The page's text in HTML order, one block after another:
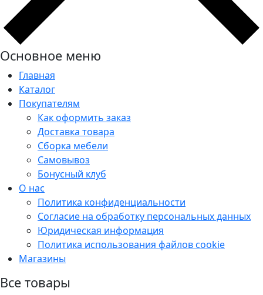
Основное меню
Главная
Каталог
Покупателям
Как оформить заказ
Доставка товара
Сборка мебели
Самовывоз
Бонусный клуб
О нас
Политика конфиденциальности
Согласие на обработку персональных данных
Юридическая информация
Политика использования файлов cookie
Магазины
Все товары